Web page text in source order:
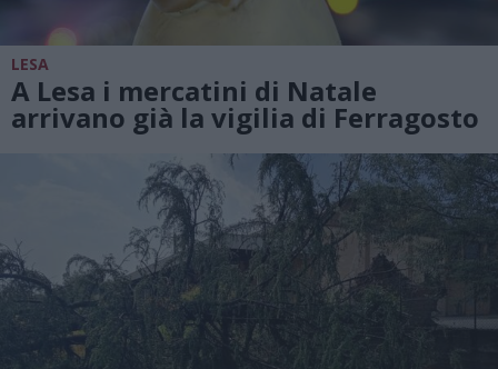
LESA
A Lesa i mercatini di Natale
arrivano già la vigilia di Ferragosto